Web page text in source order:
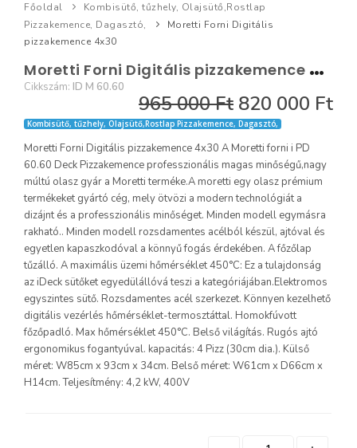
Főoldal
Kombisütő, tűzhely, Olajsütő,Rostlap
Pizzakemence, Dagasztó,
Moretti Forni Digitális
pizzakemence 4x30
M
oretti Forni Digitális pizzakemence 4x30
Cikkszám: ID M 60.60
965 000 Ft 820 000 Ft
Kombisütő, tűzhely, Olajsütő,Rostlap Pizzakemence, Dagasztó,
Moretti Forni Digitális pizzakemence 4x30 A Moretti forni i PD
60.60 Deck Pizzakemence professzionális magas minőségű,nagy
múltú olasz gyár a Moretti terméke.A moretti egy olasz prémium
termékeket gyártó cég, mely ötvözi a modern technológiát a
dizájnt és a professzionális minőséget. Minden modell egymásra
rakható.. Minden modell rozsdamentes acélból készül, ajtóval és
egyetlen kapaszkodóval a könnyű fogás érdekében. A főzőlap
tűzálló. A maximális üzemi hőmérséklet 450°C: Ez a tulajdonság
az iDeck sütőket egyedülállóvá teszi a kategóriájában.Elektromos
egyszintes sütő. Rozsdamentes acél szerkezet. Könnyen kezelhető
digitális vezérlés hőmérséklet-termosztáttal. Homokfúvott
főzőpadló. Max hőmérséklet 450°C. Belső világítás. Rugós ajtó
ergonomikus fogantyúval. kapacitás: 4 Pizz (30cm dia.). Külső
méret: W85cm x 93cm x 34cm. Belső méret: W61cm x D66cm x
H14cm. Teljesítmény: 4,2 kW, 400V